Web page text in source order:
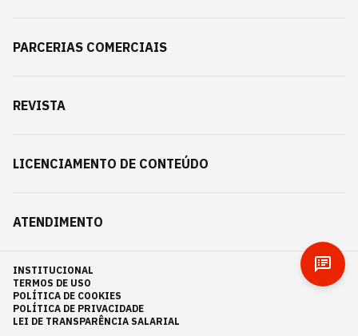
PARCERIAS COMERCIAIS
REVISTA
LICENCIAMENTO DE CONTEÚDO
ATENDIMENTO
INSTITUCIONAL
TERMOS DE USO
POLÍTICA DE COOKIES
POLÍTICA DE PRIVACIDADE
LEI DE TRANSPARÊNCIA SALARIAL